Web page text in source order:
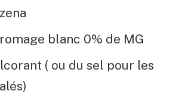
blanc 0% de MG
( ou du sel pour les